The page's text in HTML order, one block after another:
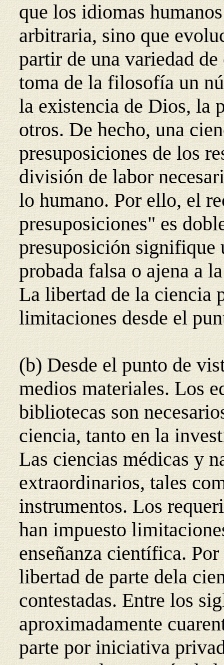
que los idiomas
arbitraria, sino que
partir de una variedad
toma de la filosofía un
la existencia de Dios, la
otros. De hecho, una
presuposiciones de los
división de labor
lo humano. Por ello, el
presuposiciones" es
presuposición signifique
probada falsa o ajena a
La libertad de la ciencia
limitaciones desde el
(b) Desde el punto de
medios materiales. Los
bibliotecas son
ciencia, tanto en la
Las ciencias médicas y
extraordinarios, tales
instrumentos. Los
han impuesto
enseñanza científica.
libertad de parte dela
contestadas. Entre los
aproximadamente
parte por iniciativa